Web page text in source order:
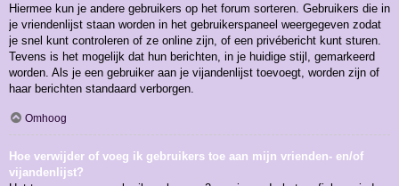
Hiermee kun je andere gebruikers op het forum sorteren. Gebruikers die in
je vriendenlijst staan worden in het gebruikerspaneel weergegeven zodat
je snel kunt controleren of ze online zijn, of een privébericht kunt sturen.
Tevens is het mogelijk dat hun berichten, in je huidige stijl, gemarkeerd
worden. Als je een gebruiker aan je vijandenlijst toevoegt, worden zijn of
haar berichten standaard verborgen.
Omhoog
Hoe verwijder of voeg ik gebruikers toe aan mijn vrienden- en/of
vijandenlijst?